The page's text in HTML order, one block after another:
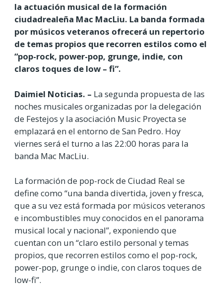
la actuación musical de la formación
ciudadrealeña Mac MacLiu. La banda formada
por músicos veteranos ofrecerá un repertorio
de temas propios que recorren estilos como el
“pop-rock, power-pop, grunge, indie, con
claros toques de low – fi”.
Daimiel Noticias. – La segunda propuesta de las
noches musicales organizadas por la delegación
de Festejos y la asociación Music Proyecta se
emplazará en el entorno de San Pedro. Hoy
viernes será el turno a las 22:00 horas para la
banda Mac MacLiu.
La formación de pop-rock de Ciudad Real se
define como “una banda divertida, joven y fresca,
que a su vez está formada por músicos veteranos
e incombustibles muy conocidos en el panorama
musical local y nacional”, exponiendo que
cuentan con un “claro estilo personal y temas
propios, que recorren estilos como el pop-rock,
power-pop, grunge o indie, con claros toques de
low-fi”.